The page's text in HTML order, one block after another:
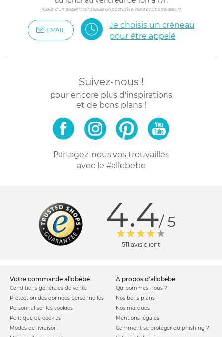
(Coût d'un appel local depuis un poste fixe, hors coût opérateur)
EMAIL
Je choisis un créneau
pour être appelé
Suivez-nous !
pour encore plus d'inspirations
et de bons plans !
Partagez-nous vos trouvailles
avec le #allobebe
4.4/ 5
511 avis client
votre commande allobébé
Conditions générales de vente
Protection des données personnelles
Personnaliser les cookies
Politique de cookies
Modes de livraison
à propos d'allobébé
Qui sommes-nous ?
Nos bons plans
Nos marques
Mentions légales
Comment se protéger du phishing ?